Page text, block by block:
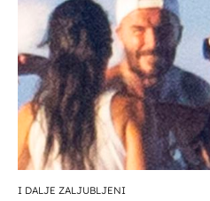
I DALJE ZALJUBLJENI